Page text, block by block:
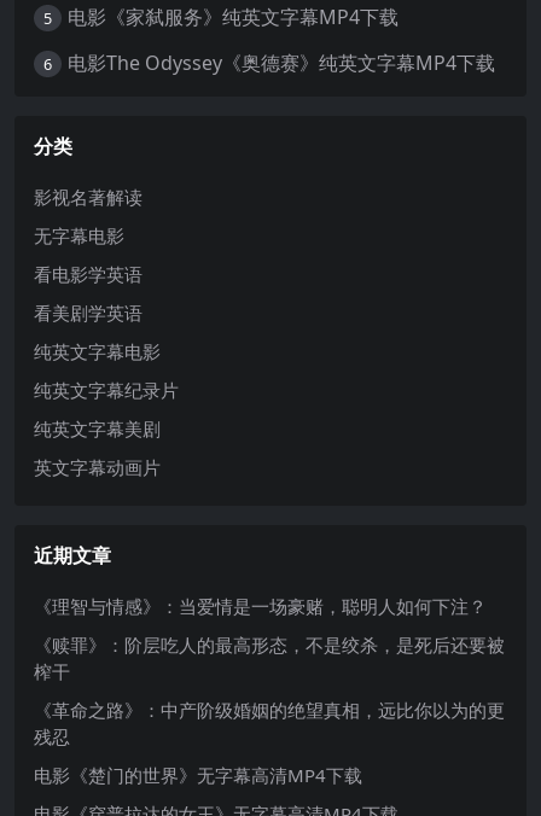
5 电影《家弑服务》纯英文字幕MP4下载
6 电影The Odyssey《奥德赛》纯英文字幕MP4下载
分类
影视名著解读
无字幕电影
看电影学英语
看美剧学英语
纯英文字幕电影
纯英文字幕纪录片
纯英文字幕美剧
英文字幕动画片
近期文章
《理智与情感》：当爱情是一场豪赌，聪明人如何下注？
《赎罪》：阶层吃人的最高形态，不是绞杀，是死后还要被
榨干
《革命之路》：中产阶级婚姻的绝望真相，远比你以为的更
残忍
电影《楚门的世界》无字幕高清MP4下载